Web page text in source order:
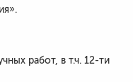
работ, в т.ч. 12-ти